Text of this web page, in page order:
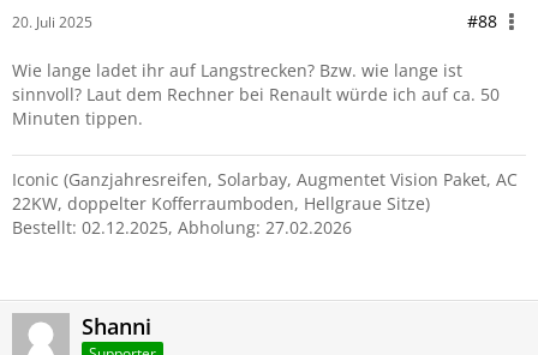
20. Juli 2025 #88
Wie lange ladet ihr auf Langstrecken? Bzw. wie lange ist
sinnvoll? Laut dem Rechner bei Renault würde ich auf ca. 50
Minuten tippen.
Iconic (Ganzjahresreifen, Solarbay, Augmentet Vision Paket, AC
22KW, doppelter Kofferraumboden, Hellgraue Sitze)
Bestellt: 02.12.2025, Abholung: 27.02.2026
Shanni